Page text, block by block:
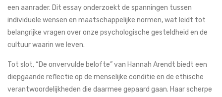
een aanrader. Dit essay onderzoekt de spanningen tussen
individuele wensen en maatschappelijke normen, wat leidt tot
belangrijke vragen over onze psychologische gesteldheid en de
cultuur waarin we leven.
Tot slot, “De onvervulde belofte” van Hannah Arendt biedt een
diepgaande reflectie op de menselijke conditie en de ethische
verantwoordelijkheden die daarmee gepaard gaan. Haar scherpe